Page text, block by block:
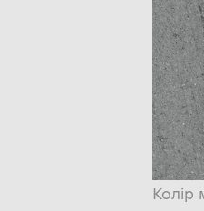
Колір